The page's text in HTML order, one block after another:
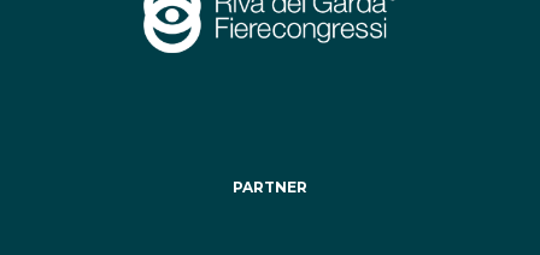
PARTNER